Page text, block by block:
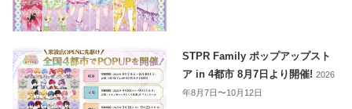
STPR Family ポップアップスト
ア in 4都市 8月7日より開催!2026
年8月7日〜10月12日